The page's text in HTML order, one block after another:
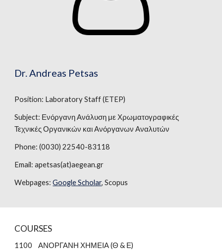
Dr. Andreas Petsas
Position: Laboratory Staff (ETEP)
Subject: Ενόργανη Ανάλυση με Χρωματογραφικές
Τεχνικές Οργανικών και Ανόργανων Αναλυτών
Phone: (0030) 22540-83118
Email: apetsas(at)aegean.gr
Webpages: Google Scholar, Scopus
COURSES
1100    ΑΝΟΡΓΑΝΗ ΧΗΜΕΙΑ (Θ & Ε)